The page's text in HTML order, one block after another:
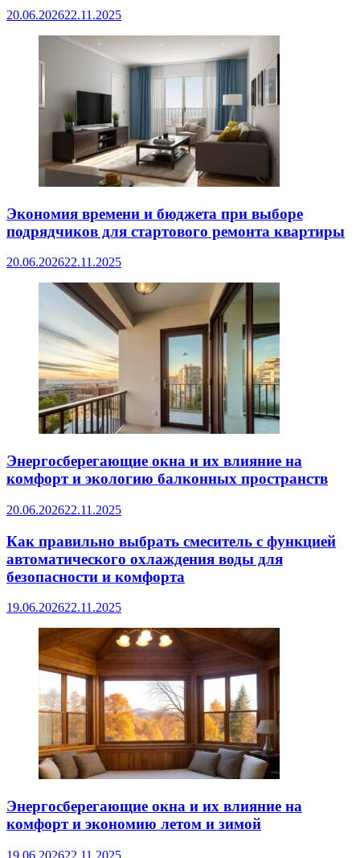
20.06.202622.11.2025
Экономия времени и бюджета при выборе
подрядчиков для стартового ремонта квартиры
20.06.202622.11.2025
Энергосберегающие окна и их влияние на
комфорт и экологию балконных пространств
20.06.202622.11.2025
Как правильно выбрать смеситель с функцией
автоматического охлаждения воды для
безопасности и комфорта
19.06.202622.11.2025
Энергосберегающие окна и их влияние на
комфорт и экономию летом и зимой
19.06.202622.11.2025